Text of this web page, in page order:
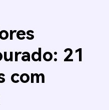
21
com